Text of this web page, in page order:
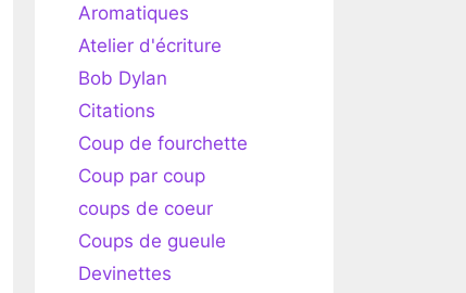
Aromatiques
Atelier d'écriture
Bob Dylan
Citations
Coup de fourchette
Coup par coup
coups de coeur
Coups de gueule
Devinettes